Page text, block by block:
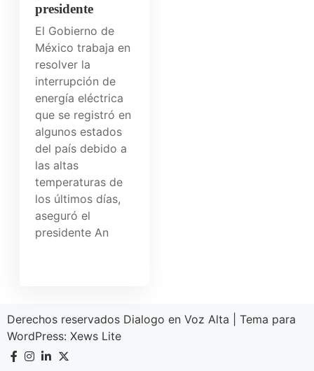
presidente
El Gobierno de
México trabaja en
resolver la
interrupción de
energía eléctrica
que se registró en
algunos estados
del país debido a
las altas
temperaturas de
los últimos días,
aseguró el
presidente An
Derechos reservados Dialogo en Voz Alta
Tema para
WordPress: Xews Lite